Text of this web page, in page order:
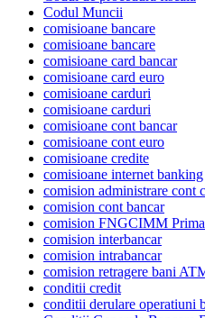
Codul Muncii
comisioane bancare
comisioane bancare
comisioane card bancar
comisioane card euro
comisioane carduri
comisioane carduri
comisioane cont bancar
comisioane cont euro
comisioane credite
comisioane internet banking
comision administrare cont
comision cont bancar
comision FNGCIMM Prima
comision interbancar
comision intrabancar
comision retragere bani
conditii credit
conditii derulare operatiuni